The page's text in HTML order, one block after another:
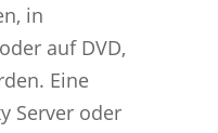
in
auf DVD,
Eine
Server oder